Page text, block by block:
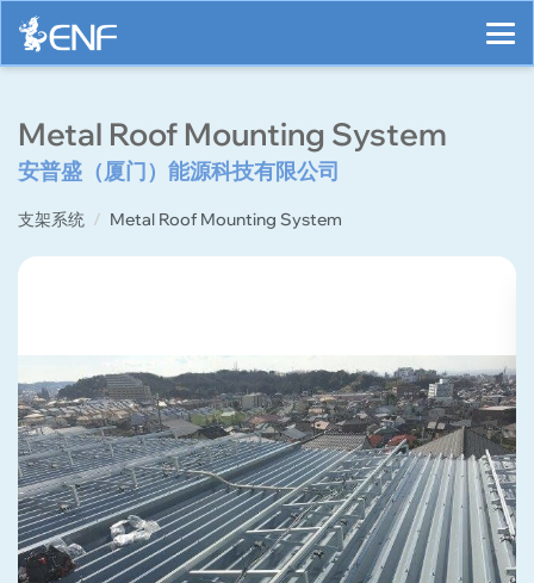
Metal Roof Mounting System
安普盛（厦门）能源科技有限公司
支架系统 Metal Roof Mounting System